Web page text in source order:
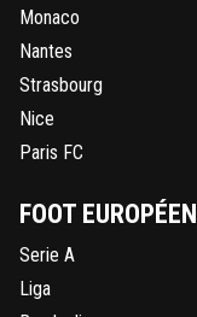
Monaco
Nantes
Strasbourg
Nice
Paris FC
FOOT EUROPÉEN
Serie A
Liga